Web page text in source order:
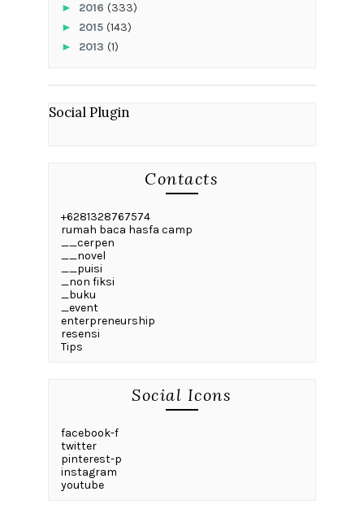
► 2016 (333)
► 2015 (143)
► 2013 (1)
Social Plugin
Contacts
+6281328767574
rumah baca hasfa camp
__cerpen
__novel
__puisi
_non fiksi
_buku
_event
enterpreneurship
resensi
Tips
Social Icons
facebook-f
twitter
pinterest-p
instagram
youtube